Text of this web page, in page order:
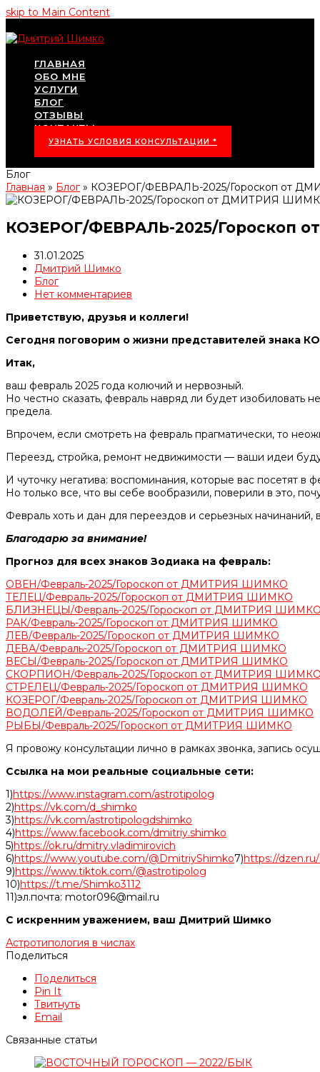
skip to Main Content
ГЛАВНАЯ
ОБО МНЕ
УСЛУГИ
БЛОГ
ОТЗЫВЫ
КОНТАКТЫ
УЗНАТЬ УСЛОВИЯ КОНСУЛЬТАЦИИ *
Блог
Главная » Блог» КОЗЕРОГ/ФЕВРАЛЬ-2025/Гороскоп от
КОЗЕРОГ/ФЕВРАЛЬ-2025/Гороскоп
31.01.2025
Дмитрий Шимко
Блог
Нет комментариев
Приветствую, друзья и коллеги!
Сегодня поговорим о жизни представителей знака
Итак,
ваш февраль 2025 года колючий и нервозный.
Но честно сказать, февраль навряд ли будет изобиловать
предела.
Впрочем, если смотреть на февраль прагматически, то
Переезд, стройка, ремонт недвижимости — ваши идеи
И чуточку негатива: воспоминания, которые вас посетят в
Но только все, что вы себе вообразили, поверили в это,
Февраль хоть и дан для переездов и серьезных
Благодарю за внимание!
Прогноз для всех знаков Зодиака на февраль:
ОВЕН/Февраль-2025/Гороскоп от ДМИТРИЯ ШИМКО
ТЕЛЕЦ/Февраль-2025/Гороскоп от ДМИТРИЯ ШИМКО
БЛИЗНЕЦЫ/Февраль-2025/Гороскоп от ДМИТРИЯ
РАК/Февраль-2025/Гороскоп от ДМИТРИЯ ШИМКО
ЛЕВ/Февраль-2025/Гороскоп от ДМИТРИЯ ШИМКО
ДЕВА/Февраль-2025/Гороскоп от ДМИТРИЯ ШИМКО
ВЕСЫ/Февраль-2025/Гороскоп от ДМИТРИЯ ШИМКО
СКОРПИОН/Февраль-2025/Гороскоп от ДМИТРИЯ
СТРЕЛЕЦ/Февраль-2025/Гороскоп от ДМИТРИЯ ШИМКО
КОЗЕРОГ/Февраль-2025/Гороскоп от ДМИТРИЯ ШИМКО
ВОДОЛЕЙ/Февраль-2025/Гороскоп от ДМИТРИЯ ШИМКО
РЫБЫ/Февраль-2025/Гороскоп от ДМИТРИЯ ШИМКО
Я провожу консультации лично в рамках звонка, запись
Ссылка на мои реальные социальные сети:
1)https://www.instagram.com/astrotipolog
2)https://vk.com/d_shimko
3)https://vk.com/astrotipologdshimko
4)https://www.facebook.com/dmitriy.shimko
5)https://ok.ru/dmitry.vladimirovich
6)https://www.youtube.com/@DmitriyShimko7)https://
9)https://www.tiktok.com/@astrotipolog
10)https://t.me/Shimko3112
11)эл.почта: motor096@mail.ru
С искренним уважением, ваш Дмитрий Шимко
Астротипология в числах
Поделиться
Поделиться
Pin It
Твитнуть
Email
Связанные статьи